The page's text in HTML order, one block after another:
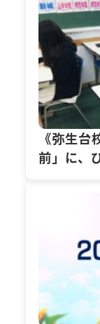
《弥生台
前」に、